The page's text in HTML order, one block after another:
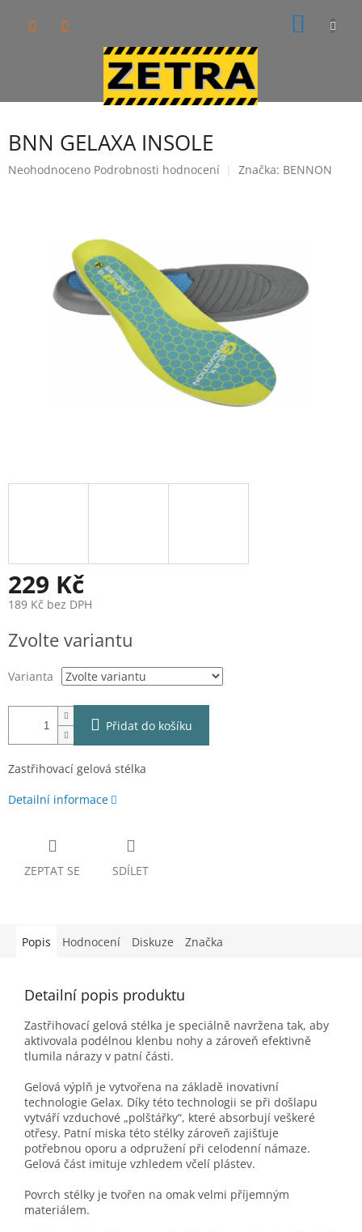
BNN GELAXA INSOLE
Průměrné
hvězdiček.
Neohodnoceno Podrobnosti hodnocení Značka: BENNON
229 Kč
189 Kč bez DPH
cena:
Zvolte variantu
Varianta
Přidat do košíku
Zastřihovací gelová stélka
Detailní informace
ZEPTAT SE SDÍLET
Popis Hodnocení Diskuze Značka
Detailní popis produktu
Zastřihovací gelová stélka je speciálně navržena tak, aby
aktivovala podélnou klenbu nohy a zároveň efektivně
tlumila nárazy v patní části.
Gelová výplň je vytvořena na základě inovativní
technologie Gelax. Díky této technologii se při došlapu
vytváří vzduchové „polštářky“, které absorbují veškeré
otřesy. Patní miska této stélky zároveň zajišťuje
potřebnou oporu a odpružení při celodenní námaze.
Gelová část imituje vzhledem včelí plástev.
Povrch stélky je tvořen na omak velmi příjemným
materiálem.